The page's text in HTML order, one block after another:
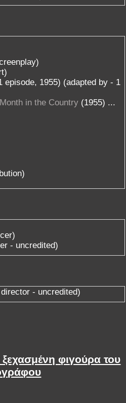
1955) (adapted by - 1
in the Country(1955) ...
- uncredited)
- uncredited)
φιγούρα του